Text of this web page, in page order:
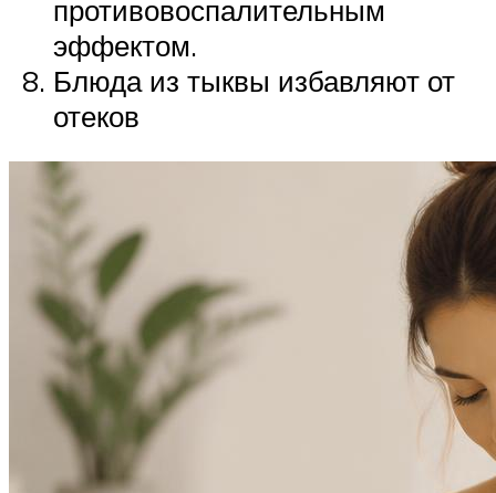
противовоспалительным
эффектом.
Блюда из тыквы избавляют от
отеков